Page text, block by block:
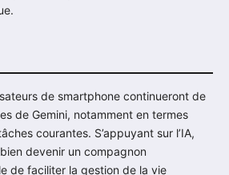
de smartphone continueront de
de Gemini, notamment en termes
courantes. S’appuyant sur l’IA,
devenir un compagnon
de faciliter la gestion de la vie